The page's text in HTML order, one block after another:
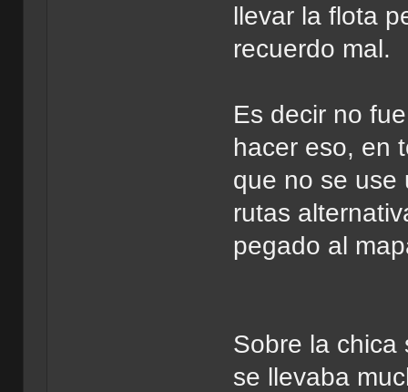
llevar la flota
recuerdo mal.
Es decir no
hacer eso, en
que no se use
rutas
pegado al
Sobre la chica
se llevaba